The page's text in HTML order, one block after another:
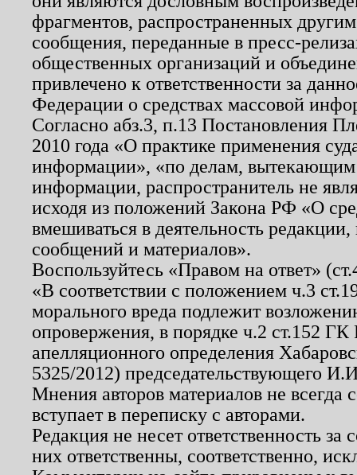
фрагментов, распространенных
сообщения, переданные в пресс-
общественных организаций и
привлечено к ответственности за
Федерации о средствах массовой
Согласно абз.3, п.13 Постановления
2010 года «О практике применения
информации», «по делам, вытекающим
информации, распространитель не
исходя из положений Закона РФ «О
вмешиваться в деятельность
сообщений и материалов».
Воспользуйтесь «Правом на ответ»
«В соответствии с положением ч.3
морального вреда подлежит
опровержения, в порядке ч.2 ст.152
апелляционного определения
5325/2012) председательствующего
Мнения авторов материалов не
вступает в переписку с авторами.
Редакция не несет ответственность
них ответственны, соответственно,